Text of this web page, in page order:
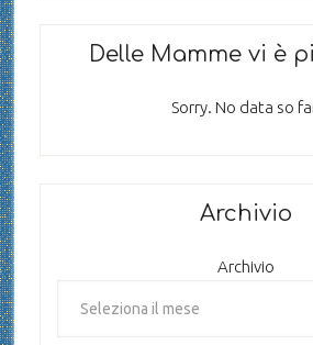
Delle Mamme vi è
Sorry. No data so
Archivio
Archivio